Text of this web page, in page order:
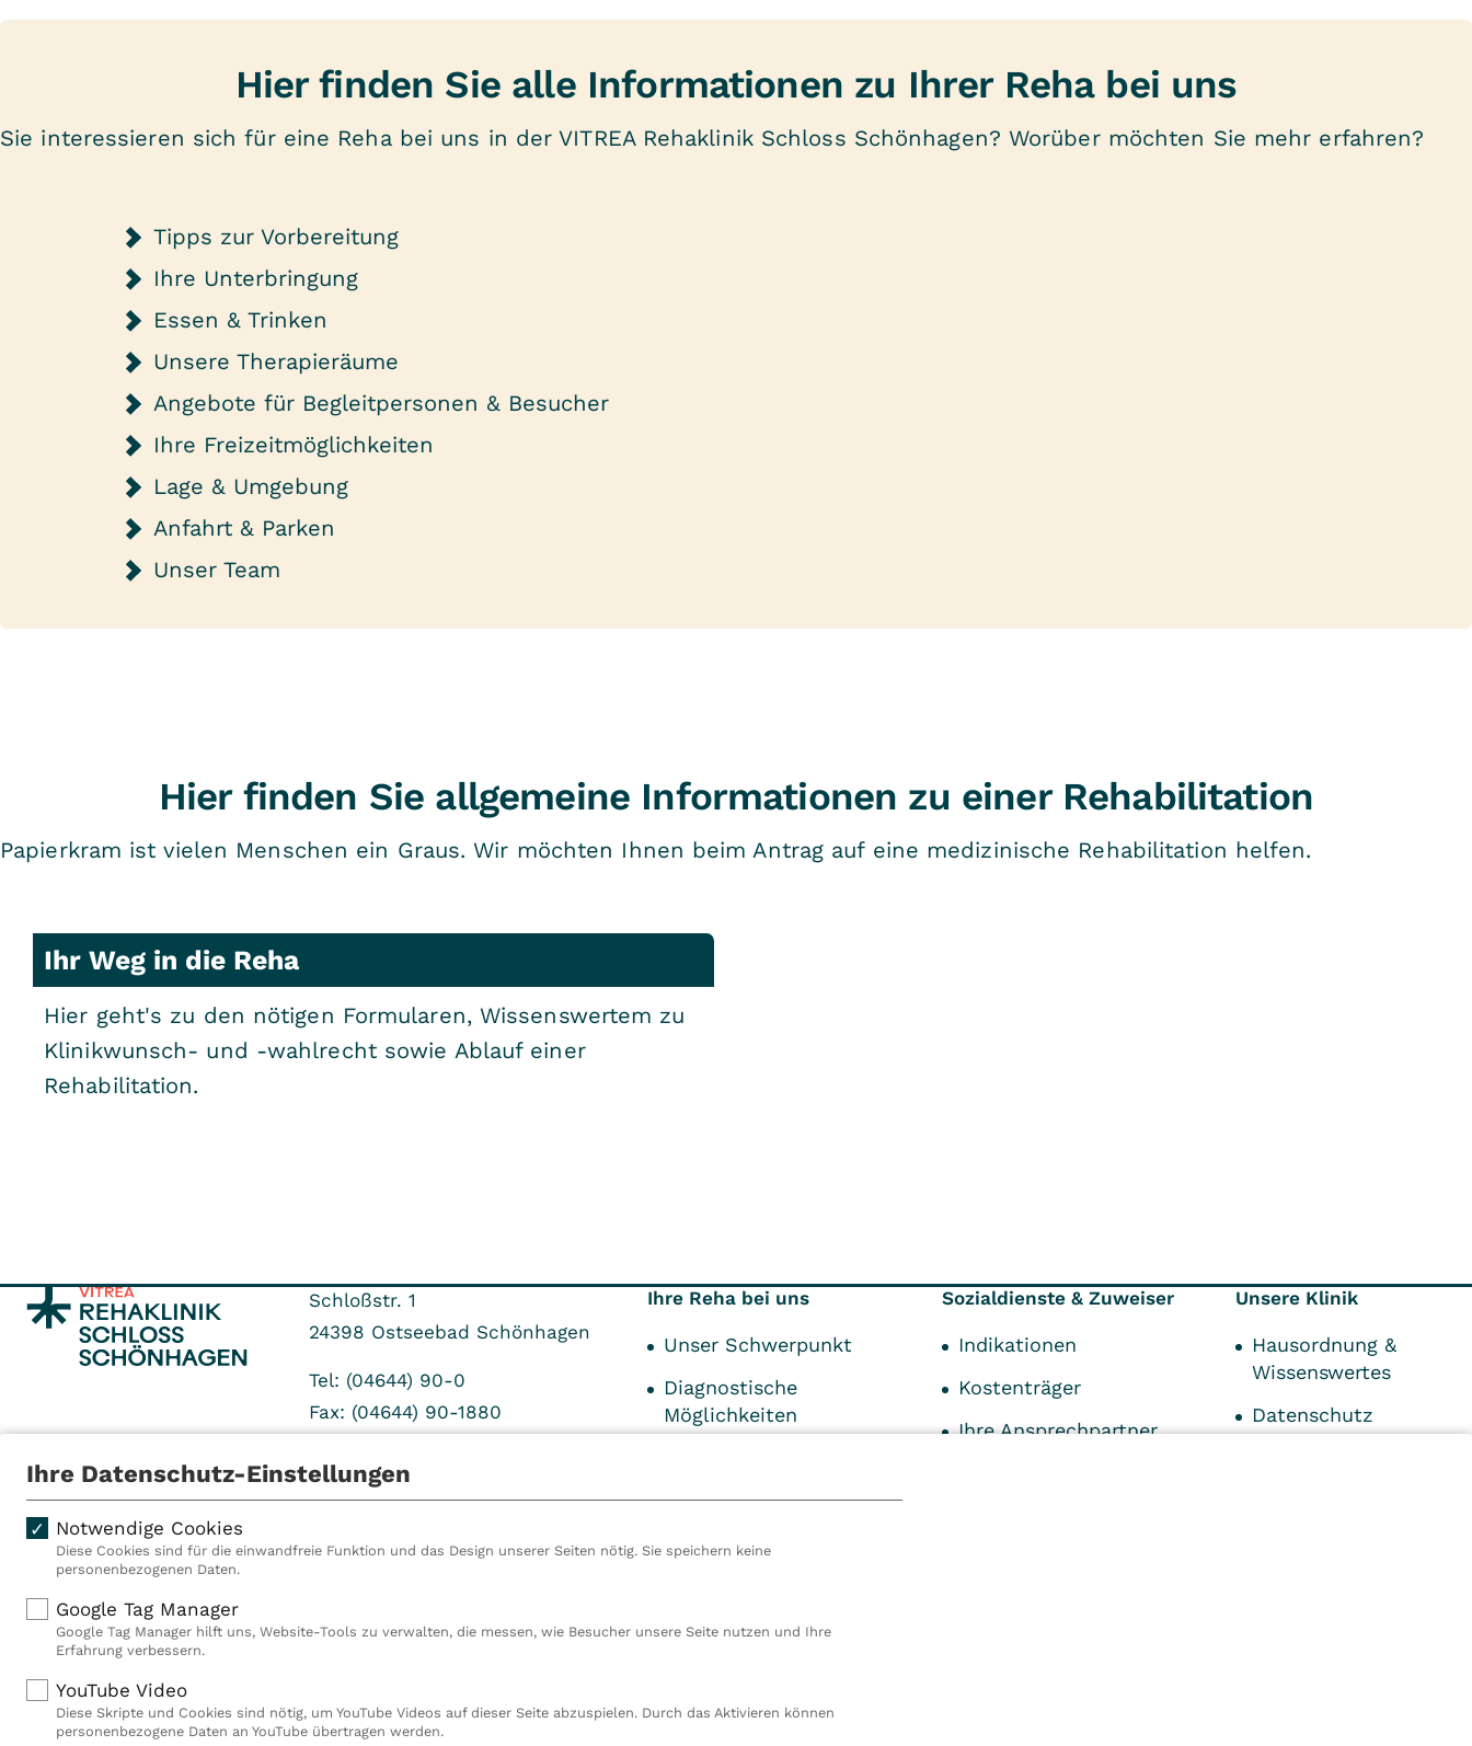
Hier finden Sie alle Informationen zu Ihrer Reha bei uns
Sie interessieren sich für eine Reha bei uns in der VITREA Rehaklinik Schloss Schönhagen? Worüber möchten Sie mehr erfahren?
Tipps zur Vorbereitung
Ihre Unterbringung
Essen & Trinken
Unsere Therapieräume
Angebote für Begleitpersonen & Besucher
Ihre Freizeitmöglichkeiten
Lage & Umgebung
Anfahrt & Parken
Unser Team
Hier finden Sie allgemeine Informationen zu einer Rehabilitation
Papierkram ist vielen Menschen ein Graus. Wir möchten Ihnen beim Antrag auf eine medizinische Rehabilitation helfen.
Ihr Weg in die Reha
Hier geht's zu den nötigen Formularen, Wissenswertem zu
Klinikwunsch- und -wahlrecht sowie Ablauf einer
Rehabilitation.
Schloßstr. 1
24398 Ostseebad Schönhagen
Tel: (04644) 90-0
Fax: (04644) 90-1880
Ihre Reha bei uns
Unser Schwerpunkt
Diagnostische
Möglichkeiten
Wissenswertes rund
Sozialdienste & Zuweiser
Indikationen
Kostenträger
Ihre Ansprechpartner
Unsere Klinik
Hausordnung &
Wissenswertes
Datenschutz
Rahmen der Gruppe betreiben wir 80 stationäre und ambulante Einrichtungen in
Akutkliniken, acht ambulante Rehazentren, zwei Medizinische Versorgungszentren
(MVZ), neun Pflegeeinrichtungen sowie ein Prevention Center. Zudem führen wir
Ihre Datenschutz-Einstellungen
Notwendige Cookies
Diese Cookies sind für die einwandfreie Funktion und das Design unserer Seiten nötig. Sie speichern keine
personenbezogenen Daten.
Google Tag Manager
Google Tag Manager hilft uns, Website-Tools zu verwalten, die messen, wie Besucher unsere Seite nutzen und Ihre
Erfahrung verbessern.
YouTube Video
Diese Skripte und Cookies sind nötig, um YouTube Videos auf dieser Seite abzuspielen. Durch das Aktivieren können
personenbezogene Daten an YouTube übertragen werden.